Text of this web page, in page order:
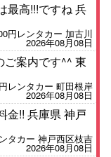
最高!!!ですね 兵
円レンタカー 加古川
2026年08月08日
ご案内です^^ 東
レンタカー 町田根岸
2026年08月08日
金!! 兵庫県 神戸
タカー 神戸西区枝吉
2026年08月08日